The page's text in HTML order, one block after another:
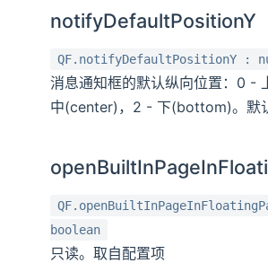
notifyDefaultPositionY
QF.notifyDefaultPositionY :
消息通知框的默认纵向位置：0 -
中(center)，2 - 下(bottom)。默
boolean
只读。取自配置项